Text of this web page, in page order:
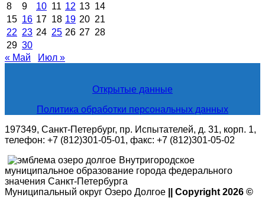
8
9 10 11 12 13 14
15 16 17 18 19 20 21
22 23 24 25 26 27 28
29 30
« Май
Июл »
Открытые данные
Политика обработки персональных данных
197349, Санкт-Петербург, пр. Испытателей, д. 31, корп. 1,
телефон: +7 (812)301-05-01, факс: +7 (812)301-05-02
Внутригородское
муниципальное образование города федерального
значения Санкт-Петербурга
Муниципальный округ Озеро Долгое
|| Copyright 2026 ©